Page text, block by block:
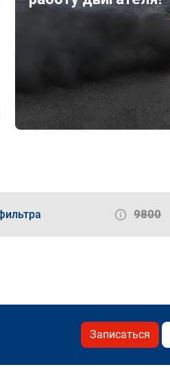
9800
Записаться